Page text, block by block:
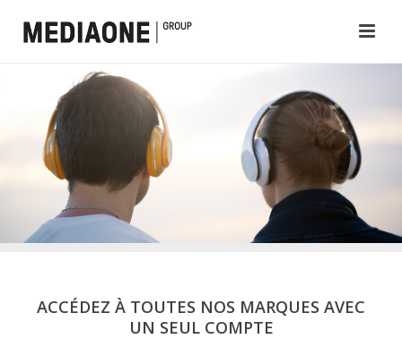
ACCÉDEZ À TOUTES NOS MARQUES AVEC
UN SEUL COMPTE